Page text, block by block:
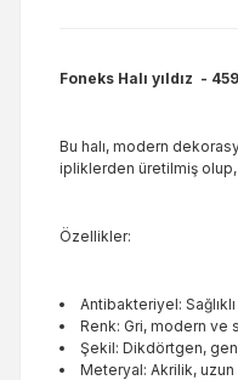
Foneks Halı yıldız -
Bu halı, modern
ipliklerden üretilmiş olup,
Özellikler:
Antibakteriyel:
Renk: Gri, modern ve
Şekil: Dikdörtgen,
Meteryal: Akrilik, uzun